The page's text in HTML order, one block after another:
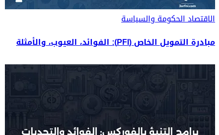
الاقتصادالحكومة والسياسة
مبادرة التمويل الخاص (PFI): الفوائد، العيوب، والأمثلة